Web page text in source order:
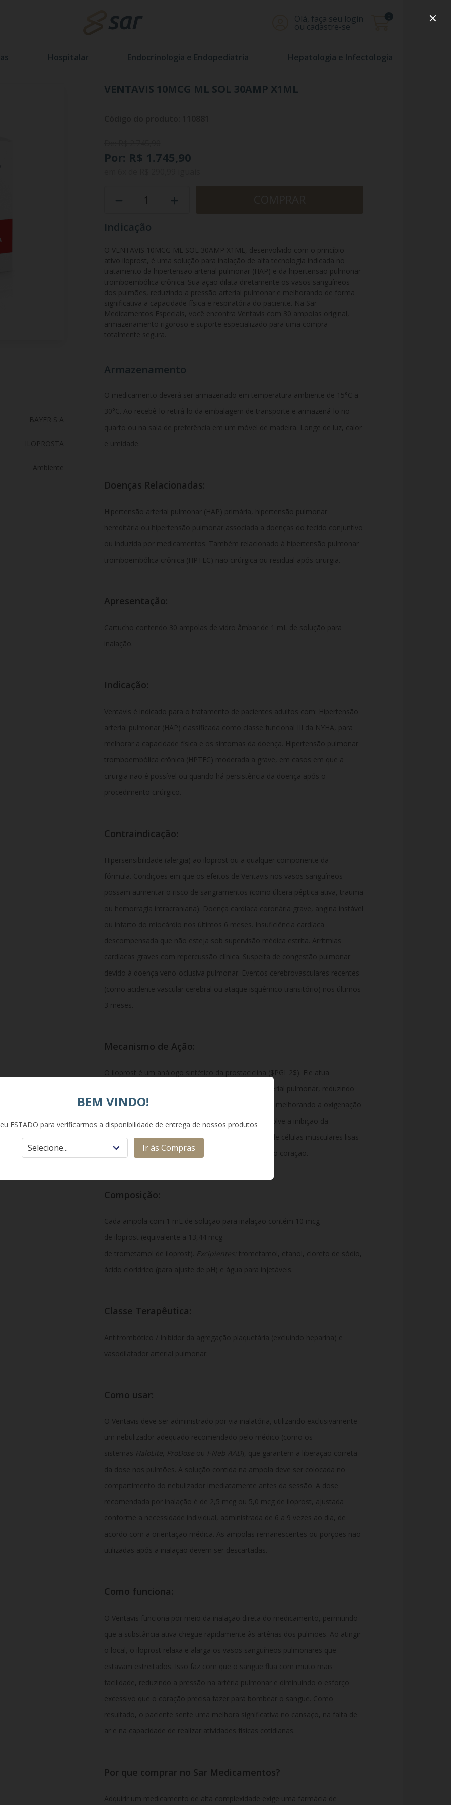
Olá, faça seu login
ou cadastre-se
0
Hospitalar Endocrinologia e Endopediatria Hepatologia e Infectologia
VENTAVIS 10MCG ML SOL 30AMP X1ML
Por: R$ 1.745,90
Indicação
O VENTAVIS 10MCG ML SOL 30AMP X1ML, desenvolvido com o princípio
ativo iloprost, é uma solução para inalação de alta tecnologia indicada no
tratamento da hipertensão arterial pulmonar (HAP) e da hipertensão pulmonar
tromboembólica crônica. Sua ação dilata diretamente os vasos sanguíneos
dos pulmões, reduzindo a pressão arterial pulmonar e melhorando de forma
significativa a capacidade física e respiratória do paciente. Na Sar
Medicamentos Especiais, você encontra Ventavis com 30 ampolas original,
armazenamento rigoroso e suporte especializado para uma compra
totalmente segura.
BAYER S A
ILOPROSTA
Ambiente
Armazenamento
O medicamento deverá ser armazenado em temperatura ambiente de 15°C a
30°C. Ao recebê-lo retirá-lo da embalagem de transporte e armazená-lo no
quarto ou na sala de preferência em um móvel de madeira. Longe de luz, calor
e umidade.
Doenças Relacionadas:
Hipertensão arterial pulmonar (HAP) primária, hipertensão pulmonar
hereditária ou hipertensão pulmonar associada a doenças do tecido conjuntivo
ou induzida por medicamentos. Também relacionado à hipertensão pulmonar
tromboembólica crônica (HPTEC) não cirúrgica ou residual após cirurgia.
Apresentação:
Cartucho contendo 30 ampolas de vidro âmbar de 1 mL de solução para
inalação.
Indicação:
Ventavis é indicado para o tratamento de pacientes adultos com: Hipertensão
arterial pulmonar (HAP) classificada como classe funcional III da NYHA, para
melhorar a capacidade física e os sintomas da doença. Hipertensão pulmonar
tromboembólica crônica (HPTEC) moderada a grave, em casos em que a
cirurgia não é possível ou quando há persistência da doença após o
procedimento cirúrgico.
Contraindicação:
Hipersensibilidade (alergia) ao iloprost ou a qualquer componente da
fórmula. Condições em que os efeitos de Ventavis nos vasos sanguíneos
possam aumentar o risco de sangramentos (como úlcera péptica ativa, trauma
ou hemorragia intracraniana). Doença cardíaca coronária grave, angina instável
ou infarto do miocárdio nos últimos 6 meses. Insuficiência cardíaca
descompensada que não esteja sob supervisão médica estrita. Arritmias
cardíacas graves com repercussão clínica. Suspeita de congestão pulmonar
devido à doença veno-oclusiva pulmonar. Eventos cerebrovasculares recentes
(como acidente vascular cerebral ou ataque isquêmico transitório) nos últimos
3 meses.
Mecanismo de Ação:
O iloprost é um análogo sintético da prostaciclina ($PGI_2$). Ele atua
promovendo a dilatação direta do leito vascular arterial pulmonar, reduzindo
significativamente a resistência vascular pulmonar e melhorando a oxigenação
dos tecidos. Além disso, o mecanismo de ação envolve a inibição da
agregação plaquetária e a redução da proliferação de células musculares lisas
nos vasos sanguíneos, diminuindo a pressão sobre o coração.
Composição:
Cada ampola com 1 mL de solução para inalação contém 10 mcg
de iloprost (equivalente a 13,44 mcg
de trometamol de iloprost). Excipientes:trometamol, etanol, cloreto de sódio,
ácido clorídrico (para ajuste de pH) e água para injetáveis.
Classe Terapêutica:
Antitrombótico / Inibidor da agregação plaquetária (excluindo heparina) e
vasodilatador arterial pulmonar.
Como usar:
O Ventavis deve ser administrado por via inalatória, utilizando exclusivamente
um nebulizador adequado recomendado pelo médico (como os
sistemas HaloLite, ProDoseou I-Neb AAD), que garantem a liberação correta
da dose nos pulmões. A solução contida na ampola deve ser colocada no
compartimento do nebulizador imediatamente antes da sessão. A dose
recomendada por inalação é de 2,5 mcg ou 5,0 mcg de iloprost, ajustada
conforme a necessidade individual, administrada de 6 a 9 vezes ao dia, de
acordo com a orientação médica. As ampolas remanescentes ou porções não
utilizadas após a inalação devem ser descartadas.
Como funciona:
O Ventavis funciona por meio da inalação direta do medicamento, permitindo
que a substância ativa chegue rapidamente às artérias dos pulmões. Ao atingir
o local, o iloprost relaxa e alarga os vasos sanguíneos pulmonares que
estavam estreitados. Isso faz com que o sangue flua com muito mais
facilidade, reduzindo a pressão na artéria pulmonar e diminuindo o esforço
excessivo que o coração precisa fazer para bombear o sangue. Como
resultado, o paciente sente uma melhora significativa no cansaço, na falta de
ar e na capacidade de realizar atividades físicas cotidianas.
Por que comprar no Sar Medicamentos?
Adquirir um medicamento de alta complexidade exige uma farmácia de
BEM VINDO!
ESTADO para verificarmos a disponibilidade de entrega de nossos produtos
Ir às Compras